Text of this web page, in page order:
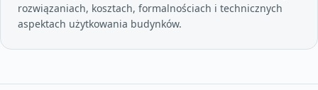
rozwiązaniach, kosztach, formalnościach i technicznych
aspektach użytkowania budynków.